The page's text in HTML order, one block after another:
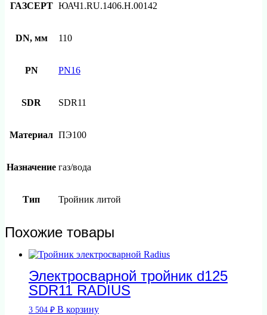
ГАЗСЕРТ ЮАЧ1.RU.1406.Н.00142
DN, мм 110
PN PN16
SDR SDR11
Материал ПЭ100
Назначение газ/вода
Тип Тройник литой
Похожие товары
Электросварной тройник d125
SDR11 RADIUS
3 504 ₽ В корзину